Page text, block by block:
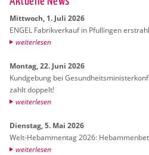
Mitt­woch, 1. Juli 2026
ENGEL Fa­brik­ver­kauf in Pful­lin­gen
wei­ter­le­sen
Mon­tag, 22. Juni 2026
Kund­ge­bung bei
zahlt dop­pelt!
wei­ter­le­sen
Diens­tag, 5. Mai 2026
Welt-Heb­am­men­tag 2026:
wei­ter­le­sen